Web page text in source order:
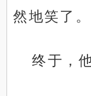
然地笑了。
终于，